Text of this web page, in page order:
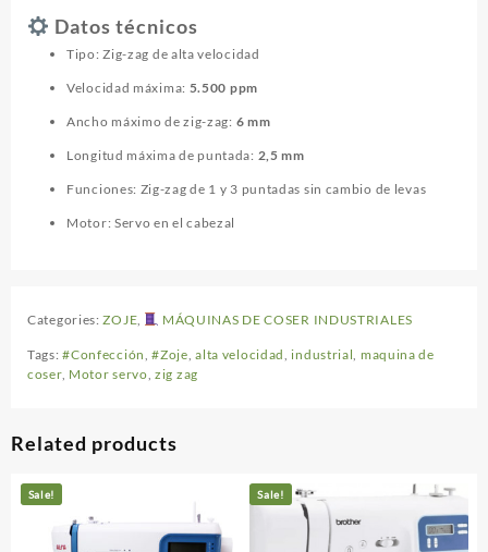
Datos técnicos
Tipo: Zig-zag de alta velocidad
Velocidad máxima: 5.500 ppm
Ancho máximo de zig-zag: 6 mm
Longitud máxima de puntada: 2,5 mm
Funciones: Zig-zag de 1 y 3 puntadas sin cambio de levas
Motor: Servo en el cabezal
Categories:ZOJE, MÁQUINAS DE COSER INDUSTRIALES
Tags:#Confección,#Zoje,alta velocidad, industrial, maquina de
coser, Motor servo,zig zag
Related products
Sale! Sale!